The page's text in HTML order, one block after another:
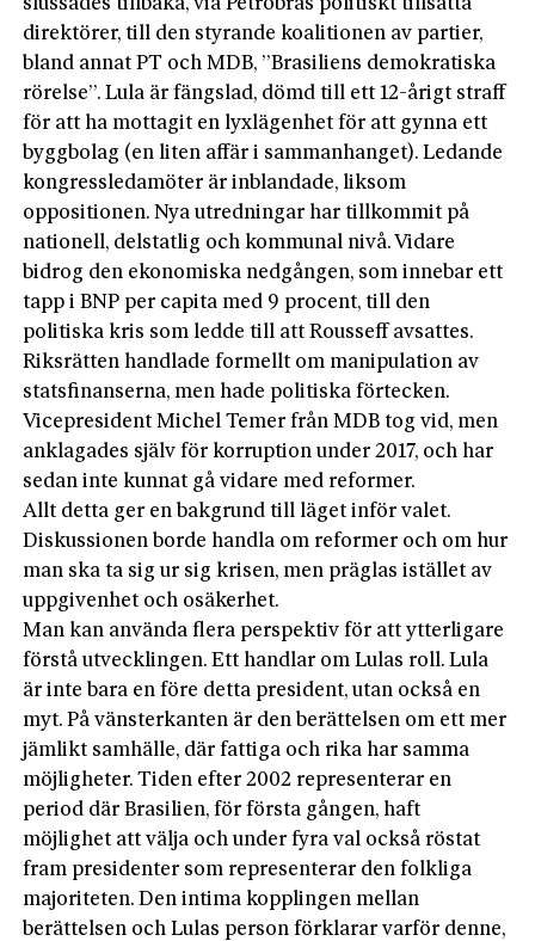
slussades tillbaka, via Petrobras politiskt tillsatta
direktörer, till den styrande koalitionen av partier,
bland annat PT och MDB, ”Brasiliens demokratiska
rörelse”. Lula är fängslad, dömd till ett 12-årigt straff
för att ha mottagit en lyxlägenhet för att gynna ett
byggbolag (en liten affär i sammanhanget). Ledande
kongressledamöter är inblandade, liksom
oppositionen. Nya utredningar har tillkommit på
nationell, delstatlig och kommunal nivå. Vidare
bidrog den ekonomiska nedgången, som innebar ett
tapp i BNP per capita med 9 procent, till den
politiska kris som ledde till att Rousseff avsattes.
Riksrätten handlade formellt om manipulation av
statsfinanserna, men hade politiska förtecken.
Vicepresident Michel Temer från MDB tog vid, men
anklagades själv för korruption under 2017, och har
sedan inte kunnat gå vidare med reformer.
Allt detta ger en bakgrund till läget inför valet.
Diskussionen borde handla om reformer och om hur
man ska ta sig ur sig krisen, men präglas istället av
uppgivenhet och osäkerhet.
Man kan använda flera perspektiv för att ytterligare
förstå utvecklingen. Ett handlar om Lulas roll. Lula
är inte bara en före detta president, utan också en
myt. På vänsterkanten är den berättelsen om ett mer
jämlikt samhälle, där fattiga och rika har samma
möjligheter. Tiden efter 2002 representerar en
period där Brasilien, för första gången, haft
möjlighet att välja och under fyra val också röstat
fram presidenter som representerar den folkliga
majoriteten. Den intima kopplingen mellan
berättelsen och Lulas person förklarar varför denne,